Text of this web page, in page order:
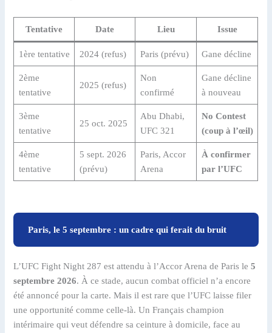
Tentative Date Lieu Issue
1ère tentative 2024 (refus) Paris (prévu) Gane décline
2ème
tentative
2025 (refus)
Non
confirmé
Gane décline
à nouveau
3ème
tentative
25 oct. 2025
Abu Dhabi,
UFC 321
No Contest
(coup à l’œil)
4ème
tentative
5 sept. 2026
(prévu)
Paris, Accor
Arena
À confirmer
par l’UFC
Paris, le 5 septembre : un cadre qui ferait du bruit
L’UFC Fight Night 287 est attendu à l’Accor Arena de Paris le5
septembre 2026. À ce stade, aucun combat officiel n’a encore
été annoncé pour la carte. Mais il est rare que l’UFC laisse filer
une opportunité comme celle-là. Un Français champion
intérimaire qui veut défendre sa ceinture à domicile, face au